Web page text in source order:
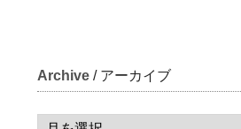
Archive / アーカイブ